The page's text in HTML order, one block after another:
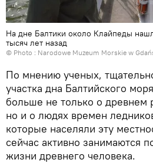
На дне Балтики около Клайпеды
тысяч лет назад
© Photo : Narodowe Muzeum Morskie w
По мнению ученых,
участка дна Балтийского
больше не только о древнем
но и о людях времен
которые населяли эту
сейчас активно занимаются
жизни древнего человека.